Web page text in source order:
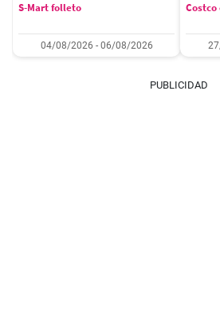
S-Mart folleto
04/08/2026 - 06/08/2026
PUBLICIDAD